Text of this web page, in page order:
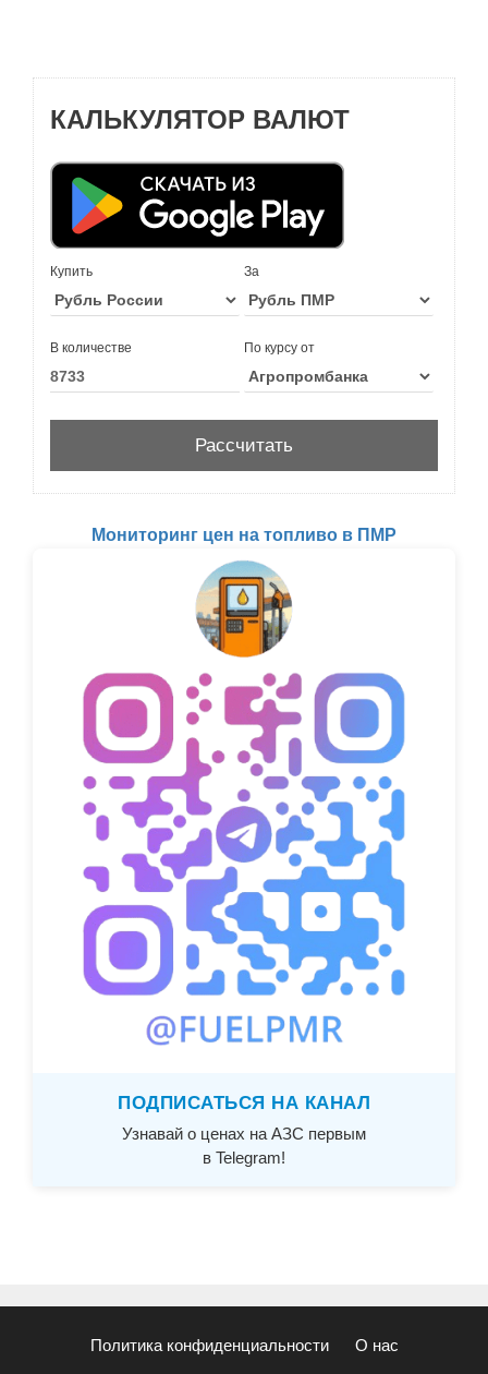
КАЛЬКУЛЯТОР ВАЛЮТ
Купить За
В количестве По курсу от
Мониторинг цен на топливо в ПМР
ПОДПИСАТЬСЯ НА КАНАЛ
Узнавай о ценах на АЗС первым
в Telegram!
Политика конфиденциальности О нас